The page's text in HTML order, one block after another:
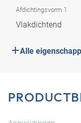
Afdichtingsvorm 1
Vlakdichtend
Alle